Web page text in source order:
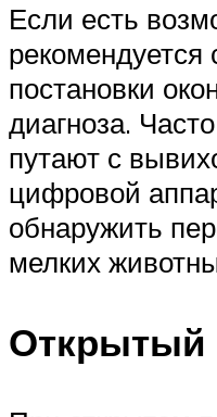
Если есть
рекомендуется
постановки
диагноза.
путают с
цифровой
обнаружить
мелких
Открытый